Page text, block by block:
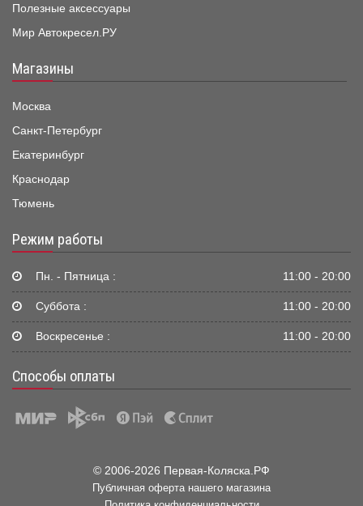
Полезные аксессуары
Мир Автокресел.РУ
Магазины
Москва
Санкт-Петербург
Екатеринбург
Краснодар
Тюмень
Режим работы
Пн. - Пятница : 11:00 - 20:00
Суббота : 11:00 - 20:00
Воскресенье : 11:00 - 20:00
Способы оплаты
© 2006-2026 Первая-Коляска.РФ
Публичная оферта нашего магазина